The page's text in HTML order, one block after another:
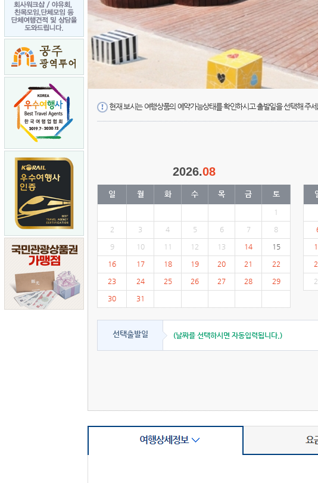
현재 보시는 여행상품의 예약가능상태를 확인하시고 출발일을 선택해 주세
2026.08
일 월 화 수 목 금 토
1
2 3 4 5 6 7 8
9 10 11 12 13 14 15
16 17 18 19 20 21 22
23 24 25 26 27 28 29
30 31
선택출발일 (날짜를 선택하시면 자동입력됩니다.)